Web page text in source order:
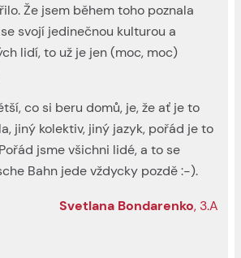
Že jsem během toho poznala
svojí jedinečnou kulturou a
lidí, to už je jen (moc, moc)
co si beru domů, je, že ať je to
jiný kolektiv, jiný jazyk, pořád je to
jsme všichni lidé, a to se
Bahn jede vždycky pozdě :-).
Svetlana Bondarenko, 3.A